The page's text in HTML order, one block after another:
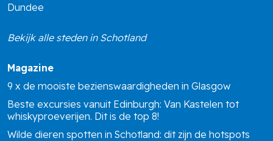
Dundee
Bekijk alle steden in Schotland
Magazine
9 x de mooiste bezienswaardigheden in Glasgow
Beste excursies vanuit Edinburgh: Van Kastelen tot
whiskyproeverijen. Dit is de top 8!
Wilde dieren spotten in Schotland: dit zijn de hotspots